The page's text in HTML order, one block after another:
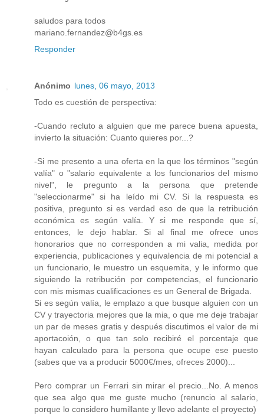
saludos para todos
mariano.fernandez@b4gs.es
Responder
Anónimo lunes, 06 mayo, 2013
Todo es cuestión de perspectiva:
-Cuando recluto a alguien que me parece buena apuesta,
invierto la situación: Cuanto quieres por...?
-Si me presento a una oferta en la que los términos "según
valía" o "salario equivalente a los funcionarios del mismo
nivel", le pregunto a la persona que pretende
"seleccionarme" si ha leído mi CV. Si la respuesta es
positiva, pregunto si es verdad eso de que la retribución
económica es según valía. Y si me responde que sí,
entonces, le dejo hablar. Si al final me ofrece unos
honorarios que no corresponden a mi valia, medida por
experiencia, publicaciones y equivalencia de mi potencial a
un funcionario, le muestro un esquemita, y le informo que
siguiendo la retribución por competencias, el funcionario
con mis mismas cualificaciones es un General de Brigada.
Si es según valía, le emplazo a que busque alguien con un
CV y trayectoria mejores que la mia, o que me deje trabajar
un par de meses gratis y después discutimos el valor de mi
aportacoión, o que tan solo recibiré el porcentaje que
hayan calculado para la persona que ocupe ese puesto
(sabes que va a producir 5000€/mes, ofreces 2000)...
Pero comprar un Ferrari sin mirar el precio...No. A menos
que sea algo que me guste mucho (renuncio al salario,
porque lo considero humillante y llevo adelante el proyecto)